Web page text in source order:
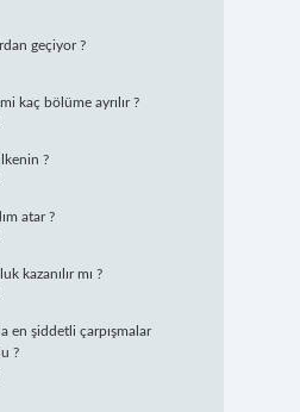
geçiyor ?
kaç bölüme ayrılır ?
?
atar ?
kazanılır mı ?
en şiddetli çarpışmalar
?